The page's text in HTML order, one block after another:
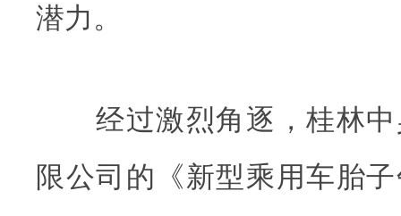
潜力。
经过激烈角逐，桂林中
限公司的《新型乘用车胎